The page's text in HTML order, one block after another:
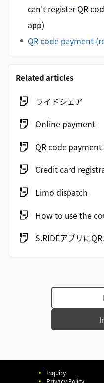
can't register QR
app)
QR code payment
Related articles
ライドシェア
Online payment
QR code
Credit card
Limo dispatch
How to use the
S.RIDEアプリに
Inquiry
Privacy Policy